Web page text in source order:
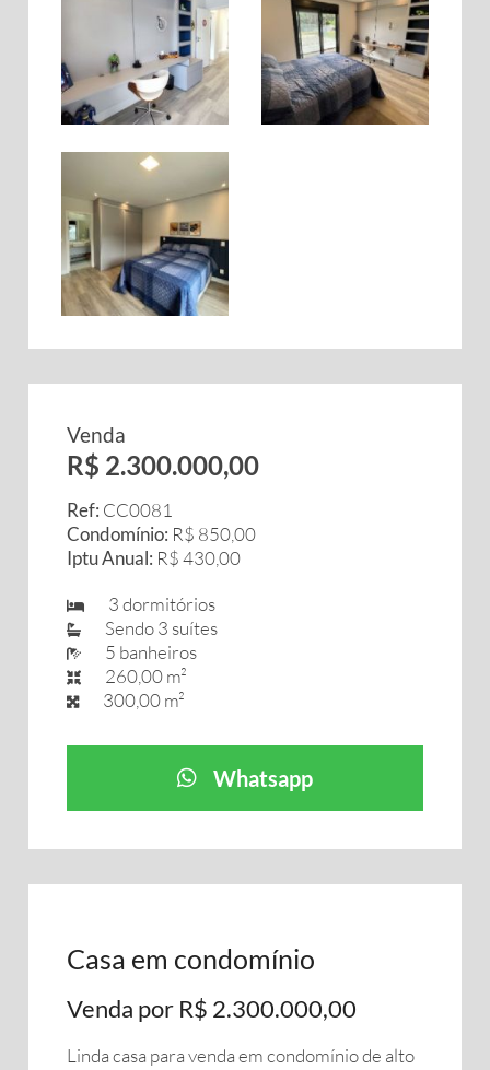
Venda
R$ 2.300.000,00
Ref: CC0081
Condomínio: R$ 850,00
Iptu Anual: R$ 430,00
3 dormitórios
Sendo 3 suítes
5 banheiros
260,00 m²
300,00 m²
Whatsapp
Casa em condomínio
Venda por R$ 2.300.000,00
Linda casa para venda em condomínio de alto